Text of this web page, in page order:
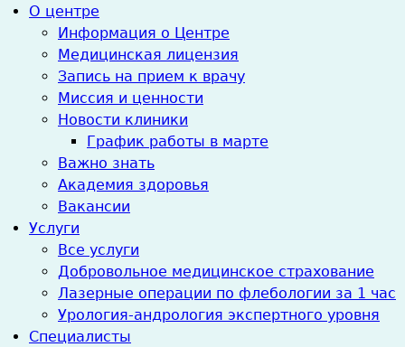
О центре
Информация о Центре
Медицинская лицензия
Запись на прием к врачу
Миссия и ценности
Новости клиники
График работы в марте
Важно знать
Академия здоровья
Вакансии
Услуги
Все услуги
Добровольное медицинское страхование
Лазерные операции по флебологии за 1 час
Урология-андрология экспертного уровня
Специалисты